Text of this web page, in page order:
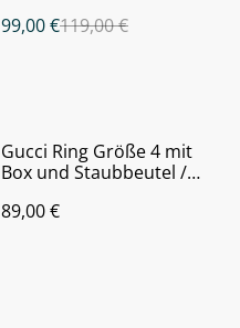
99,00 €119,00 €
Gucci Ring Größe 4 mit
Box und Staubbeutel /
89,00 €